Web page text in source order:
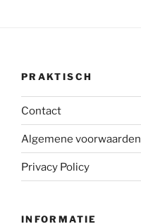
PRAKTISCH
Contact
Algemene voorwaarden
Privacy Policy
INFORMATIE